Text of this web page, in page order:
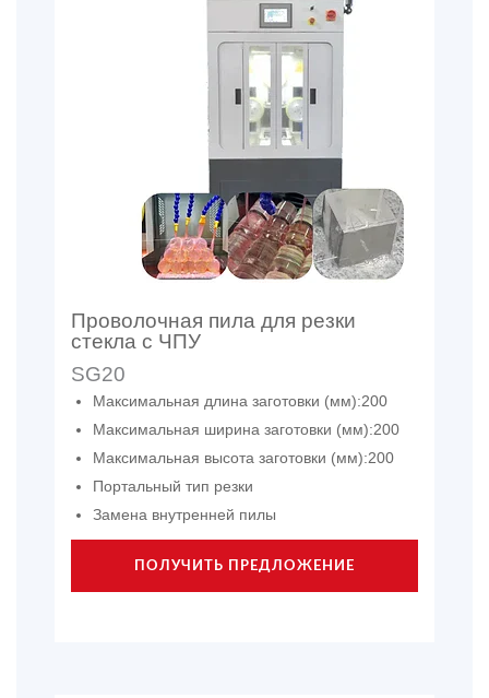
Проволочная пила для резки
стекла с ЧПУ
SG20
Максимальная длина заготовки (мм):200
Максимальная ширина заготовки (мм):200
Максимальная высота заготовки (мм):200
Портальный тип резки
Замена внутренней пилы
ПОЛУЧИТЬ ПРЕДЛОЖЕНИЕ